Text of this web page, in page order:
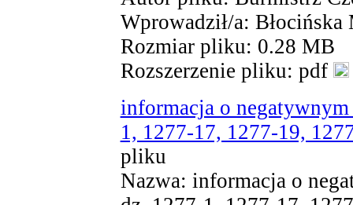
Wprowadził/a: Błocińska
Rozmiar pliku: 0.28 MB
Rozszerzenie pliku: pdf
informacja o
1, 1277-17, 1277-19,
pliku
Nazwa: informacja o